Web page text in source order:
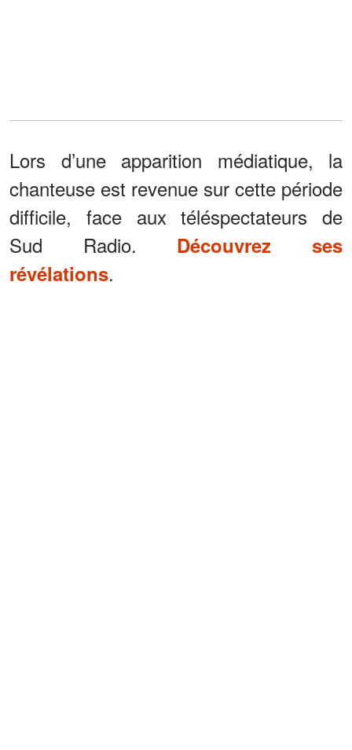
Lors d’une apparition médiatique, la
chanteuse est revenue sur cette période
difficile, face aux téléspectateurs de
Sud Radio. Découvrez ses
révélations.